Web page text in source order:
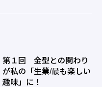
第１回 金型との関わり
が私の「生業/最も楽しい
趣味」に！